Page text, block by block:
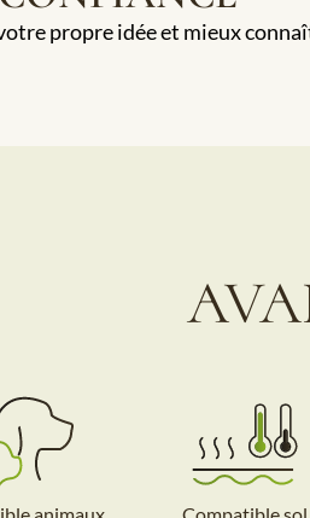
propre idée et mieux